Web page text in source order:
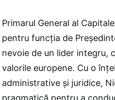
Primarul General al
pentru funcţia de
nevoie de un lider integru,
valorile europene. Cu o
administrative şi juridice,
pragmatică pentru a